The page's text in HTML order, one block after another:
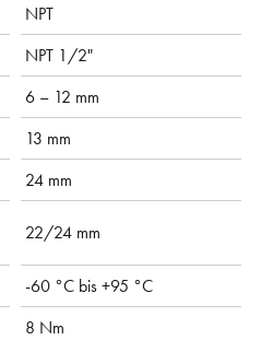
NPT
NPT 1/2"
6 – 12 mm
13 mm
24 mm
22/24 mm
-60 °C bis +95 °C
8 Nm